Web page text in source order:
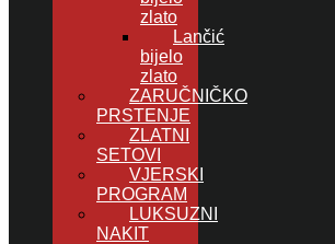
zlato
Lančić
bijelo
zlato
ZARUČNIČKO
PRSTENJE
ZLATNI
SETOVI
VJERSKI
PROGRAM
LUKSUZNI
NAKIT